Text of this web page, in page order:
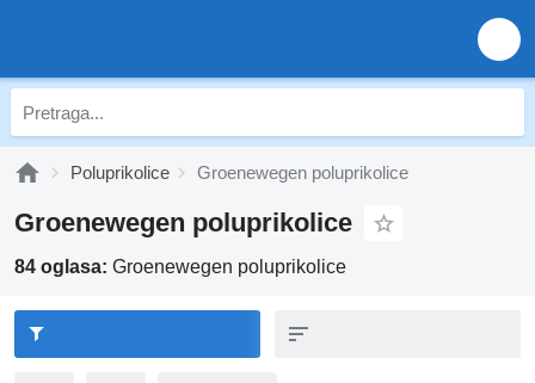
Poluprikolice Groenewegen poluprikolice
Groenewegen poluprikolice
84 oglasa: Groenewegen poluprikolice